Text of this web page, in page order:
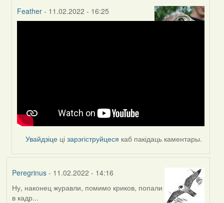
Feather - 11.02.2022 - 16:25
Увайдзіце цізарэгіструйцеся каб пакідаць каментары.
Peregrinus- 11.02.2022 - 14:16
Ну, наконец журавли, помимо криков, попали
в кадр...